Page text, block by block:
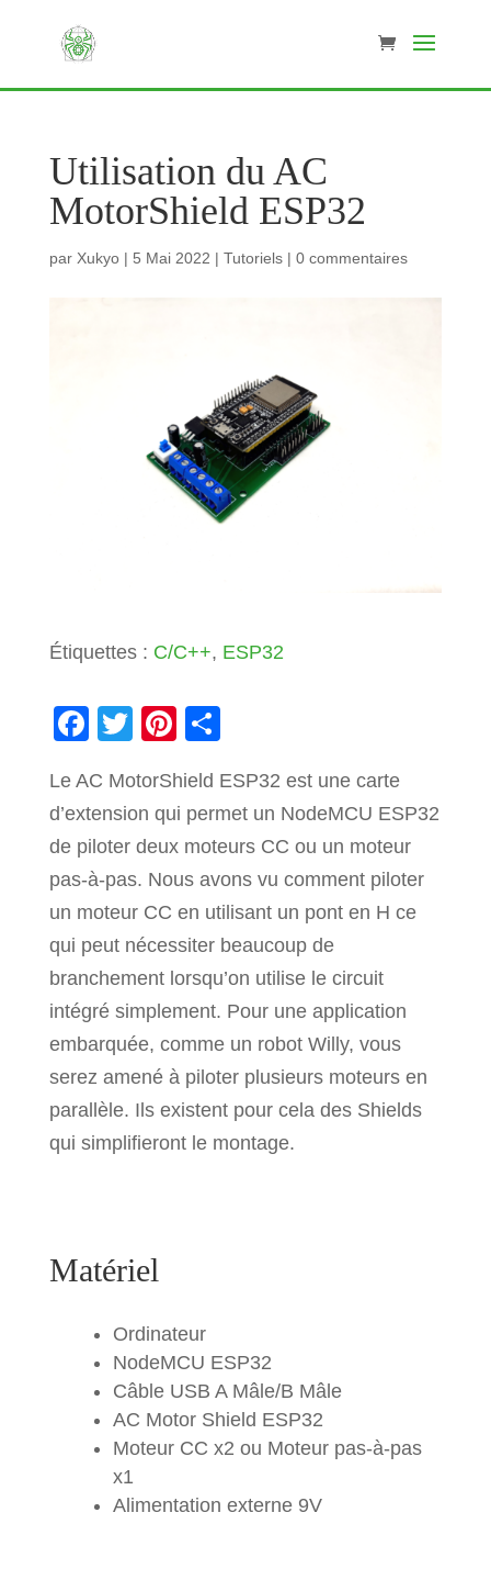
Utilisation du AC
MotorShield ESP32
par Xukyo| 5 Mai 2022 | Tutoriels| 0 commentaires
Étiquettes : C/C++, ESP32
F
c
e
b
o
o
k
T
tt
er
Pi
er
e
st
ta
g
er
Le AC MotorShield ESP32 est une carte
d’extension qui permet un NodeMCU ESP32
de piloter deux moteurs CC ou un moteur
pas-à-pas. Nous avons vu comment piloter
un moteur CC en utilisant un pont en H ce
qui peut nécessiter beaucoup de
branchement lorsqu’on utilise le circuit
intégré simplement. Pour une application
embarquée, comme un robot Willy, vous
serez amené à piloter plusieurs moteurs en
parallèle. Ils existent pour cela des Shields
qui simplifieront le montage.
Matériel
Ordinateur
NodeMCU ESP32
Câble USB A Mâle/B Mâle
AC Motor Shield ESP32
Moteur CC x2 ou Moteur pas-à-pas
x1
Alimentation externe 9V